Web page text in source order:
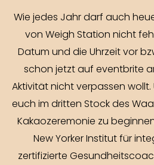
Wie jedes Jahr darf auch
von Weigh Station nicht
Datum und die Uhrzeit vor
schon jetzt auf eventbrite
Aktivität nicht verpassen wollt.
euch im dritten Stock des
Kakaozeremonie zu
New Yorker Institut für
zertifizierte